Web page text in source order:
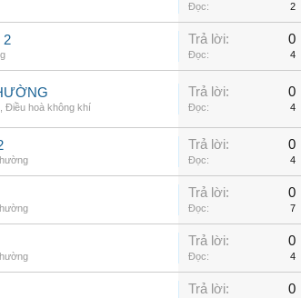
Đọc: 2
2 Trả lời: 0
Đọc: 4
Điều hoà không khí
Trả lời: 0
Đọc: 4
Trả lời: 0
Đọc: 4
Trả lời: 0
Đọc: 7
Trả lời: 0
Đọc: 4
Trả lời: 0